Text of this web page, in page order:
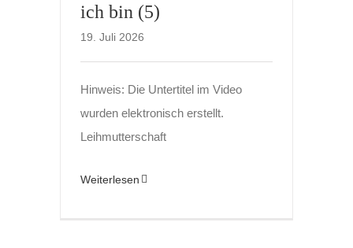
ich bin (5)
19. Juli 2026
Hinweis: Die Untertitel im Video
wurden elektronisch erstellt.
Leihmutterschaft
Weiterlesen